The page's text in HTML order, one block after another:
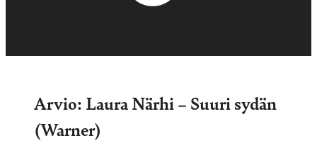
Arvio: Laura Närhi – Suuri sydän
(Warner)